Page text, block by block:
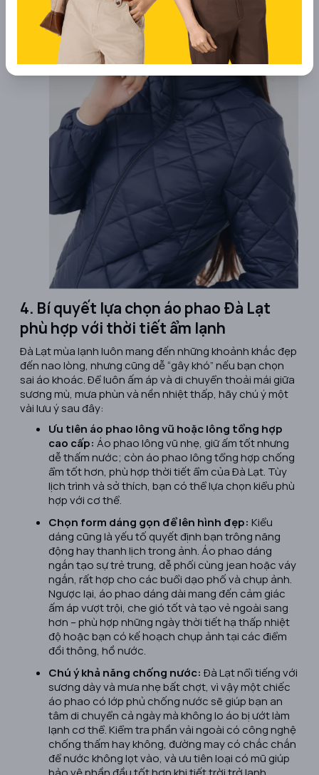
4. Bí quyết lựa chọn áo phao Đà Lạt
phù hợp với thời tiết ẩm lạnh
Đà Lạt mùa lạnh luôn mang đến những khoảnh khắc đẹp
đến nao lòng, nhưng cũng dễ “gây khó” nếu bạn chọn
sai áo khoác. Để luôn ấm áp và di chuyển thoải mái giữa
sương mù, mưa phùn và nền nhiệt thấp, hãy chú ý một
vài lưu ý sau đây:
Ưu tiên áo phao lông vũ hoặc lông tổng hợp
cao cấp: Áo phao lông vũ nhẹ, giữ ấm tốt nhưng
dễ thấm nước; còn áo phao lông tổng hợp chống
ẩm tốt hơn, phù hợp thời tiết ẩm của Đà Lạt. Tùy
lịch trình và sở thích, bạn có thể lựa chọn kiểu phù
hợp với cơ thể.
Chọn form dáng gọn để lên hình đẹp: Kiểu
dáng cũng là yếu tố quyết định bạn trông năng
động hay thanh lịch trong ảnh. Áo phao dáng
ngắn tạo sự trẻ trung, dễ phối cùng jean hoặc váy
ngắn, rất hợp cho các buổi dạo phố và chụp ảnh.
Ngược lại, áo phao dáng dài mang đến cảm giác
ấm áp vượt trội, che gió tốt và tạo vẻ ngoài sang
hơn – phù hợp những ngày thời tiết hạ thấp nhiệt
độ hoặc bạn có kế hoạch chụp ảnh tại các điểm
đồi thông, hồ nước.
Chú ý khả năng chống nước: Đà Lạt nổi tiếng với
sương dày và mưa nhẹ bất chợt, vì vậy một chiếc
áo phao có lớp phủ chống nước sẽ giúp bạn an
tâm di chuyển cả ngày mà không lo áo bị ướt làm
lạnh cơ thể. Kiểm tra phần vải ngoài có công nghệ
chống thấm hay không, đường may có chắc chắn
để nước không lọt vào, và ưu tiên loại có mũ giúp